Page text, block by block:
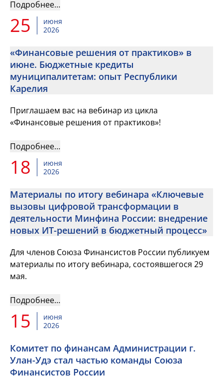
Подробнее…
25
июня
2026
«Финансовые решения от практиков» в
июне. Бюджетные кредиты
муниципалитетам: опыт Республики
Карелия
Приглашаем вас на вебинар из цикла
«Финансовые решения от практиков»!
Подробнее…
18
июня
2026
Материалы по итогу вебинара «Ключевые
вызовы цифровой трансформации в
деятельности Минфина России: внедрение
новых ИT-решений в бюджетный процесс»
Для членов Союза Финансистов России публикуем
материалы по итогу вебинара, состоявшегося 29
мая.
Подробнее…
15
июня
2026
Комитет по финансам Администрации г.
Улан-Удэ стал частью команды Союза
Финансистов России